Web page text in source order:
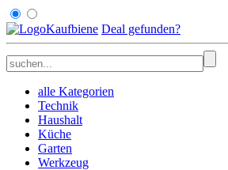
Kaufbiene Deal gefunden?
alle Kategorien
Technik
Haushalt
Küche
Garten
Werkzeug